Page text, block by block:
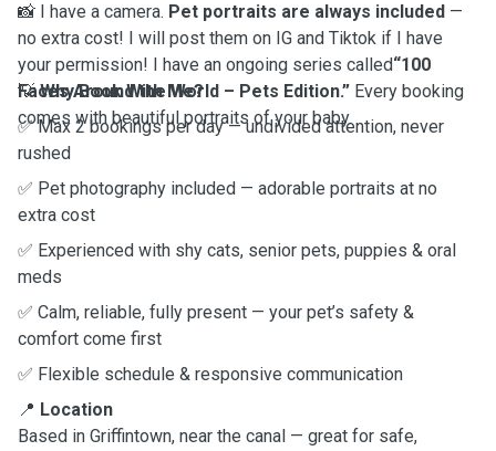
📸 I have a camera. Pet portraits are always included —
no extra cost! I will post them on IG and Tiktok if I have
your permission! I have an ongoing series called“100
Faces Around the World – Pets Edition.” Every booking
comes with beautiful portraits of your baby.
💡Why Book With Me?
✅ Max 2 bookings per day — undivided attention, never
rushed
✅ Pet photography included — adorable portraits at no
extra cost
✅ Experienced with shy cats, senior pets, puppies & oral
meds
✅ Calm, reliable, fully present — your pet’s safety &
comfort come first
✅ Flexible schedule & responsive communication
📍 Location
Based in Griffintown, near the canal — great for safe,